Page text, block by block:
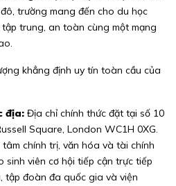
trường mang đến cho du học
trung, an toàn cùng một mạng
khẳng định uy tín toàn cầu của
địa: Địa chỉ chính thức đặt tại số 10
Square, London WC1H 0XG.
chính trị, văn hóa và tài chính
sinh viên cơ hội tiếp cận trực tiếp
tập đoàn đa quốc gia và viện